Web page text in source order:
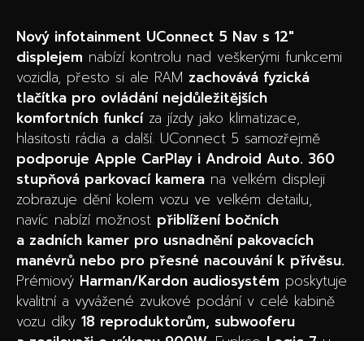
Nový infotainment UConnect 5 Nav s 12″
displejem nabízí kontrolu nad veškerými funkcemi
vozidla, přesto si ale RAM zachovává fyzická
tlačítka pro ovládání nejdůležitějších
komfortních funkcíza jízdy jako klimatizace,
hlasitosti rádia a další. UConnect 5 samozřejmě
podporuje Apple CarPlay i Android Auto. 360
stupňová parkovací kamera na velkém displeji
zobrazuje dění kolem vozu ve velkém detailu,
navíc nabízí možnost přiblížení bočních
a zadních kamer pro usnadnění pakovacích
manévrů nebo pro přesné nacouvání k přívěsu.
Prémiový Harman/Kardon audiosystém poskytuje
kvalitní a vyvážené zvukové podání v celé kabině
vozu díky 18 reproduktorům, subwooferu